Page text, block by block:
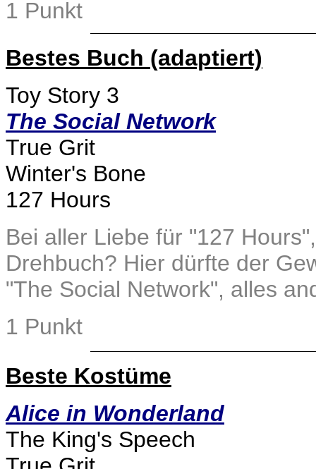
1 Punkt
Bestes Buch (adaptiert)
Toy Story 3
The Social Network
True Grit
Winter's Bone
127 Hours
Bei aller Liebe für "127
Drehbuch? Hier dürfte der
"The Social Network", alles
1 Punkt
Beste Kostüme
Alice in Wonderland
The King's Speech